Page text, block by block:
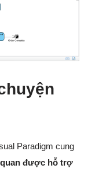
Paradigm cung
được hỗ trợ